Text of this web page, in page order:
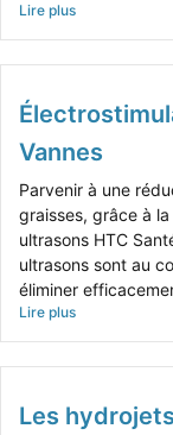
Lire plus
Vannes
Parvenir à une
graisses, grâce à
ultrasons HTC
ultrasons sont au
éliminer
Lire plus
Les